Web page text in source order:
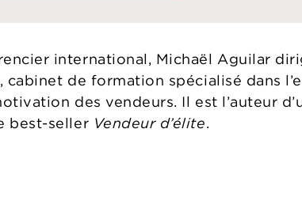
international, Michaël Aguilar
cabinet de formation spécialisé dans
des vendeurs. Il est l’auteur
best-­seller Vendeur d’élite.